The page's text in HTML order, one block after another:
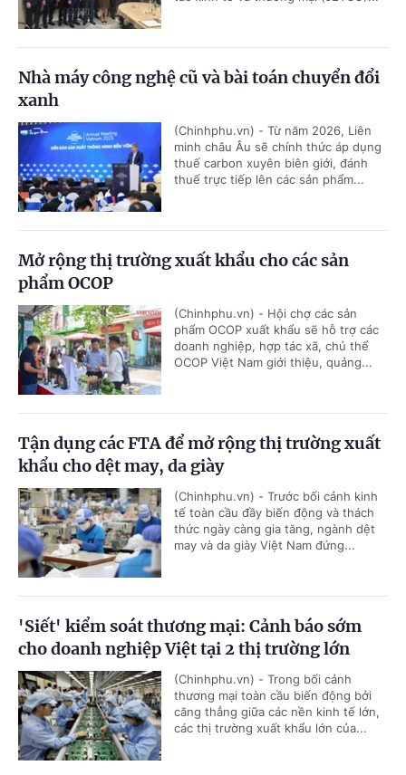
Nhà máy công nghệ cũ và bài toán chuyển đổi
xanh
(Chinhphu.vn) - Từ năm 2026, Liên
minh châu Âu sẽ chính thức áp dụng
thuế carbon xuyên biên giới, đánh
thuế trực tiếp lên các sản phẩm...
Mở rộng thị trường xuất khẩu cho các sản
phẩm OCOP
(Chinhphu.vn) - Hội chợ các sản
phẩm OCOP xuất khẩu sẽ hỗ trợ các
doanh nghiệp, hợp tác xã, chủ thể
OCOP Việt Nam giới thiệu, quảng...
Tận dụng các FTA để mở rộng thị trường xuất
khẩu cho dệt may, da giày
(Chinhphu.vn) - Trước bối cảnh kinh
tế toàn cầu đầy biến động và thách
thức ngày càng gia tăng, ngành dệt
may và da giày Việt Nam đứng...
'Siết' kiểm soát thương mại: Cảnh báo sớm
cho doanh nghiệp Việt tại 2 thị trường lớn
(Chinhphu.vn) - Trong bối cảnh
thương mại toàn cầu biến động bởi
căng thẳng giữa các nền kinh tế lớn,
các thị trường xuất khẩu lớn của...